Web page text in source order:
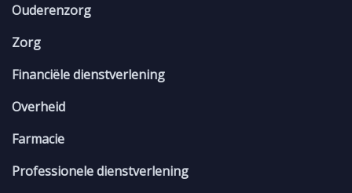
Ouderenzorg
Zorg
Financiële dienstverlening
Overheid
Farmacie
Professionele dienstverlening